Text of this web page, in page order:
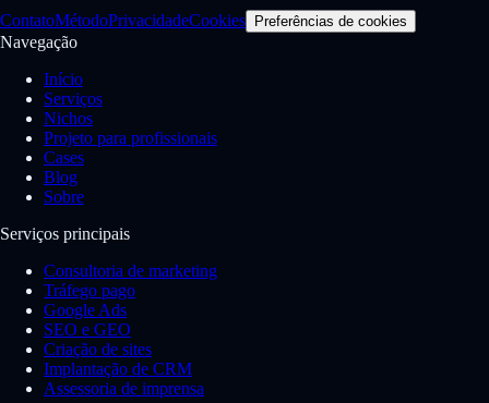
ContatoMétodoPrivacidadeCookies Preferências de cookies
Navegação
Início
Serviços
Nichos
Projeto para profissionais
Cases
Blog
Sobre
Serviços principais
Consultoria de marketing
Tráfego pago
Google Ads
SEO e GEO
Criação de sites
Implantação de CRM
Assessoria de imprensa